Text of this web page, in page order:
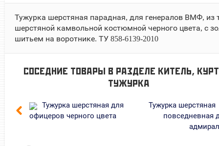
Тужурка шерстяная парадная, для генералов ВМФ, из
шерстяной камвольной костюмной черного цвета, с
шитьем на воротнике. ТУ 858-6139-2010
СОСЕДНИЕ ТОВАРЫ В РАЗДЕЛЕ КИТЕЛЬ,
ТУЖУРКА
Тужурка шерстяная для
офицеров черного цвета
Тужурка шерстяная
повседневная